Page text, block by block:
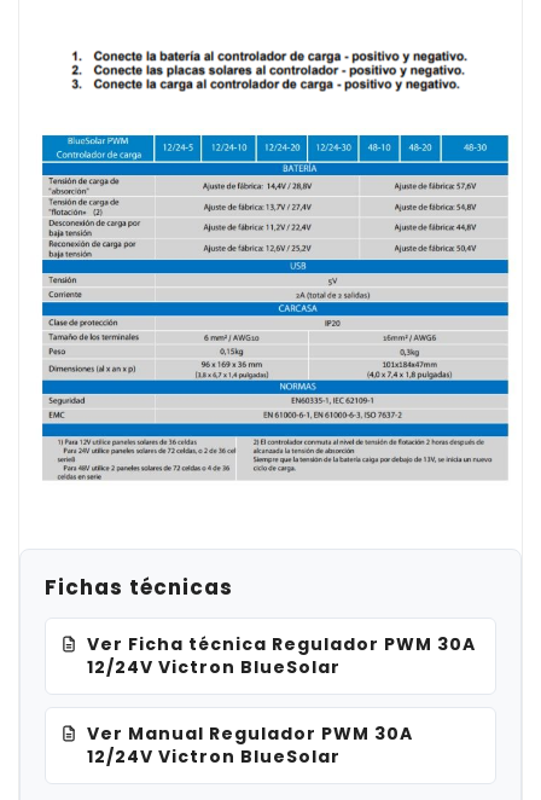
Fichas técnicas
Ver Ficha técnica Regulador PWM 30A
12/24V Victron BlueSolar
Ver Manual Regulador PWM 30A
12/24V Victron BlueSolar